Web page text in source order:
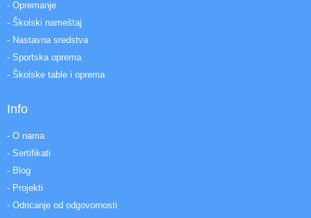
- Opremanje
- Školski nameštaj
- Nastavna sredstva
- Sportska oprema
- Školske table i oprema
Info
- O nama
- Sertifikati
- Blog
- Projekti
- Odricanje od odgovornosti